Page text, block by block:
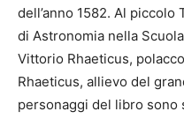
dell’anno 1582. Al piccolo
di Astronomia nella
Vittorio Rhaeticus,
Rhaeticus, allievo del
personaggi del libro